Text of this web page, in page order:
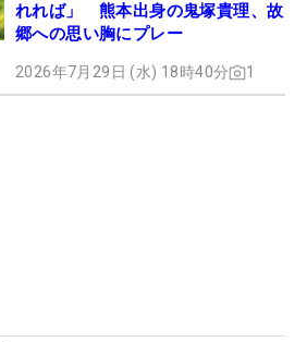
れれば」 熊本出身の鬼塚貴理、故
郷への思い胸にプレー
2026年7月29日 (水) 18時40分 1